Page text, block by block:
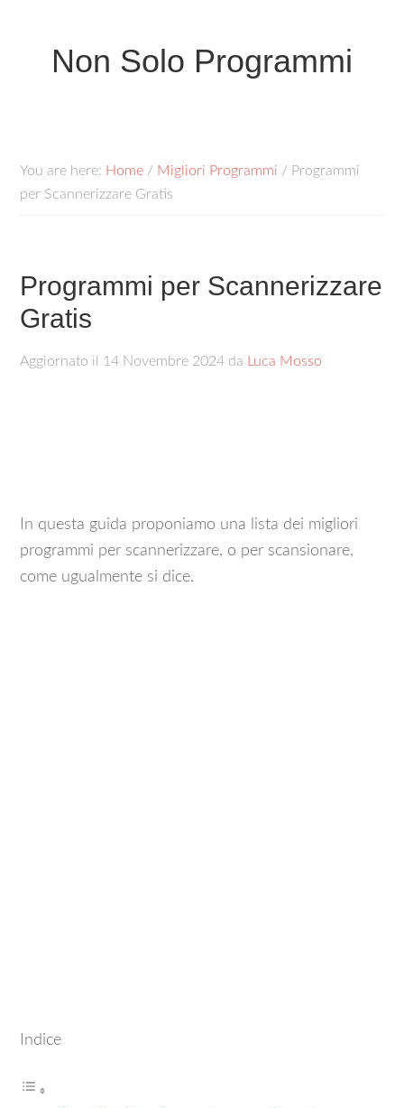
Non Solo Programmi
You are here: Home / Migliori Programmi / Programmi
per Scannerizzare Gratis
Programmi per Scannerizzare
Gratis
Aggiornato il 14 Novembre 2024 da Luca Mosso
In questa guida proponiamo una lista dei migliori
programmi per scannerizzare, o per scansionare,
come ugualmente si dice.
Indice